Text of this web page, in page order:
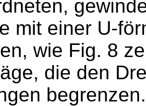
mit einer U-
wie Fig. 8
die den
begrenzen.